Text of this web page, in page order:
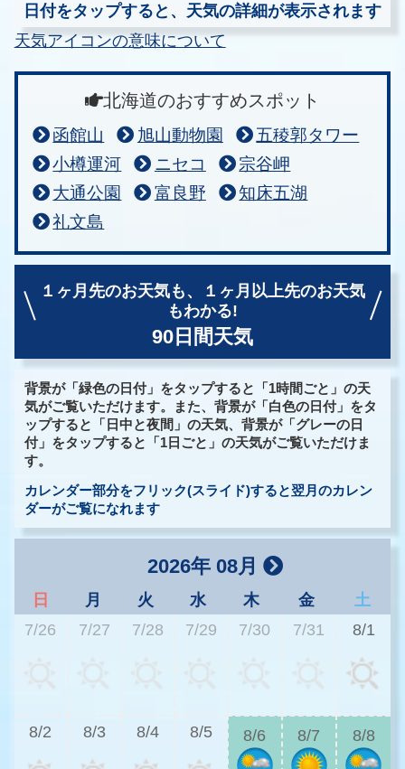
日付をタップすると、天気の詳細が表示されます
天気アイコンの意味について
北海道のおすすめスポット
函館山 旭山動物園
五稜郭タワー
小樽運河
ニセコ
宗谷岬
大通公園
富良野
知床五湖
礼文島
１ヶ月先のお天気も、
１ヶ月以上先のお天気
もわかる!
90日間天気
背景が「緑色の日付」をタップすると「1時間ごと」の天
気がご覧いただけます。また、背景が「白色の日付」をタ
ップすると「日中と夜間」の天気、背景が「グレーの日
付」をタップすると「1日ごと」の天気がご覧いただけま
す。
カレンダー部分をフリック(スライド)すると翌月のカレン
ダーがご覧になれます
2026年 08月
日 月 火 水 木 金
土
7/26
7/27 7/28 7/29 7/30 7/31 8/1
8/2 8/3 8/4 8/5 8/6 8/7 8/8